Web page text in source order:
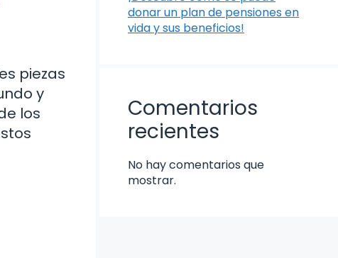
piezas
y
los
donar un plan de pensiones en
vida y sus beneficios!
Comentarios
recientes
No hay comentarios que
mostrar.